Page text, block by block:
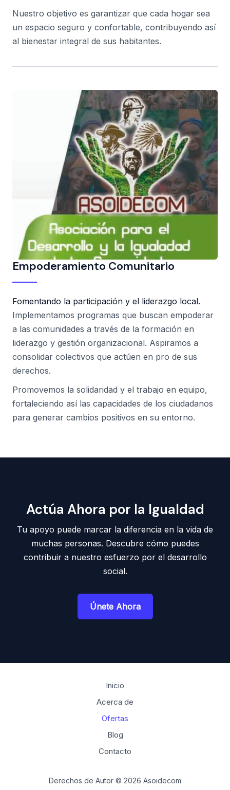
Nuestro objetivo es garantizar que cada hogar sea
un espacio seguro y confortable, contribuyendo así
al bienestar integral de sus habitantes.
Empoderamiento Comunitario
Fomentando la participación y el liderazgo local.
Implementamos programas que buscan empoderar
a las comunidades a través de la formación en
liderazgo y gestión organizacional. Aspiramos a
consolidar colectivos que actúen en pro de sus
derechos.
Promovemos la solidaridad y el trabajo en equipo,
fortaleciendo así las capacidades de los ciudadanos
para generar cambios positivos en su entorno.
Actúa Ahora por la Igualdad
Tu apoyo puede marcar la diferencia en la vida de
muchas personas. Descubre cómo puedes
contribuir a nuestro esfuerzo por el desarrollo
social.
Únete Ahora
Inicio
Acerca de
Ofertas
Blog
Contacto
Derechos de Autor © 2026 Asoidecom